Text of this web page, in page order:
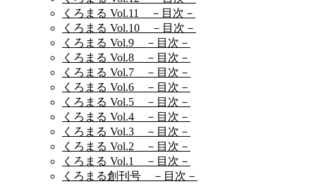
くろまる Vol.11 －目次－
くろまる Vol.10 －目次－
くろまる Vol.9 －目次－
くろまる Vol.8 －目次－
くろまる Vol.7 －目次－
くろまる Vol.6 －目次－
くろまる Vol.5 －目次－
くろまる Vol.4 －目次－
くろまる Vol.3 －目次－
くろまる Vol.2 －目次－
くろまる Vol.1 －目次－
くろまる創刊号 －目次－